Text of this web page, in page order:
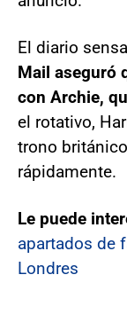
El diario
Mail aseguró
con Archie,
el rotativo,
trono
rápidamente.
Le puede
apartados de
Londres